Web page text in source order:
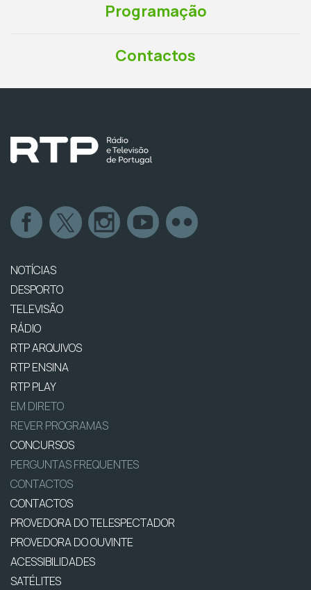
Programação
Contactos
NOTÍCIAS
DESPORTO
TELEVISÃO
RÁDIO
RTP ARQUIVOS
RTP ENSINA
RTP PLAY
EM DIRETO
REVER PROGRAMAS
CONCURSOS
PERGUNTAS FREQUENTES
CONTACTOS
CONTACTOS
PROVEDORA DO TELESPECTADOR
PROVEDORA DO OUVINTE
ACESSIBILIDADES
SATÉLITES